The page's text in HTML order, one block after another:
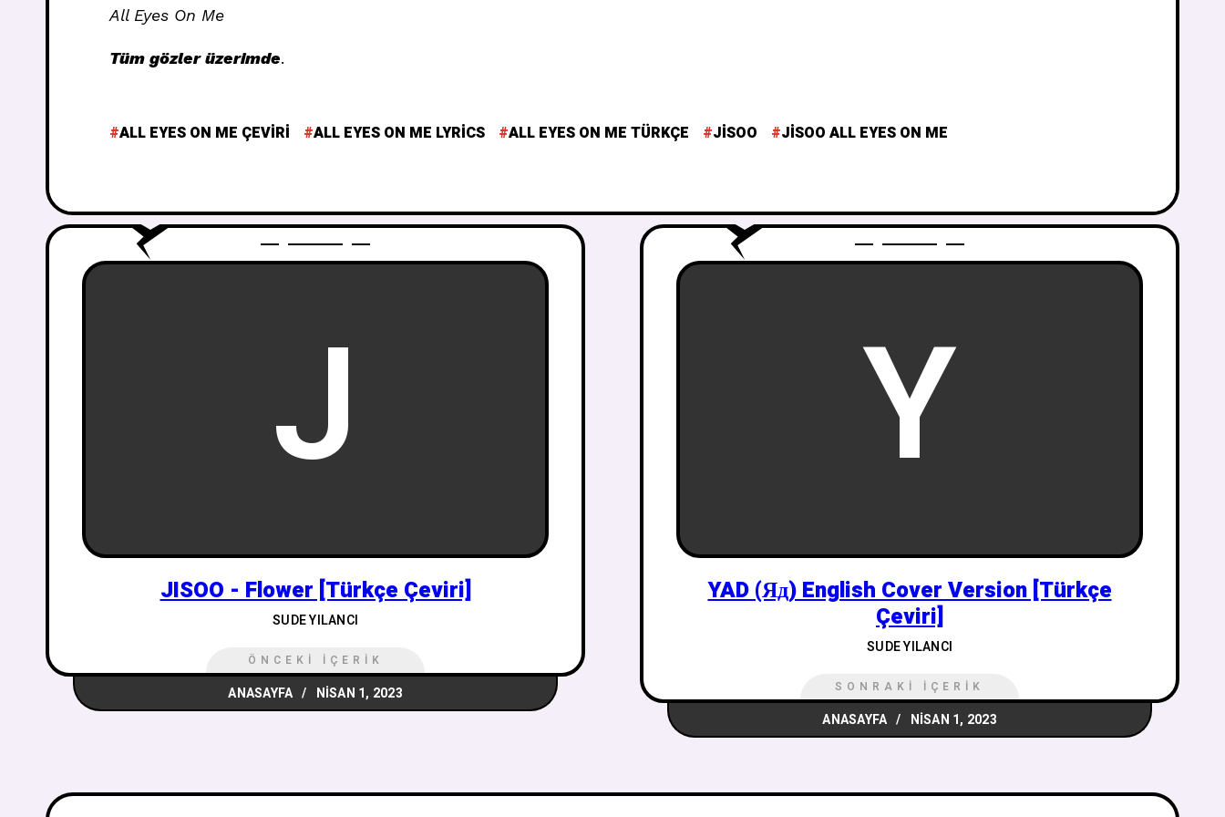
All Eyes On Me
Tüm gözler üzerimde.
ALL EYES ON ME ÇEVIRI ALL EYES ON ME LYRICS ALL EYES ON ME TÜRKÇE JISOO JISOO ALL EYES ON ME
J
JISOO - Flower [Türkçe Çeviri]
SUDE YILANCI
ÖNCEKI İÇERIK
ANASAYFA NISAN 1, 2023
Y
YAD (Яд) English Cover Version [Türkçe
Çeviri]
SUDE YILANCI
SONRAKI İÇERIK
ANASAYFA NISAN 1, 2023